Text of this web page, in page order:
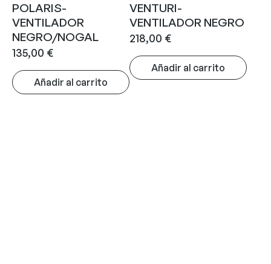
POLARIS-
VENTILADOR
NEGRO/NOGAL
135,00 €
Añadir al carrito
VENTURI-
VENTILADOR NEGRO
218,00 €
Añadir al carrito